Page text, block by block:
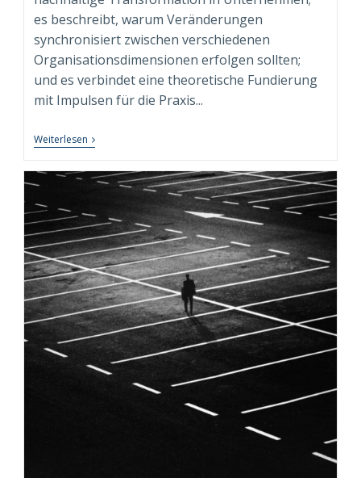
es beschreibt, warum Veränderungen
synchronisiert zwischen verschiedenen
Organisationsdimensionen erfolgen sollten;
und es verbindet eine theoretische Fundierung
mit Impulsen für die Praxis...
Weiterlesen Fachbuch
“Syndimensionale
Zur
Nachhaltigen
Transformation”
Beim
Springer
Gabler
Verlag
Erschienen!